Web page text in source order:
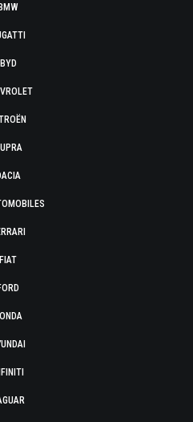
BMW
BYD
FIAT